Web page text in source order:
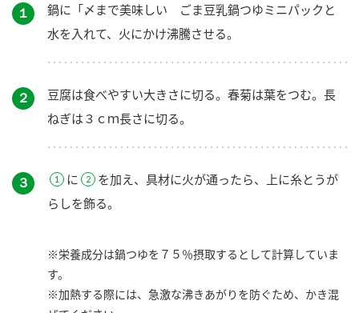
１
鍋に「〆まで美味しい ごま豆乳鍋つゆミニパックと
水を入れて、火にかけ沸騰させる。
２
豆腐は食べやすい大きさに切る。春菊は葉をつむ。長
ねぎは３ｃｍ長さに切る。
３ に
を加え、具材に火が通ったら、上に糸とうが
らしを飾る。
※栄養成分は鍋つゆを７５％摂取するとして計算していま
す。
※加熱する際には、急激な沸きあがりを防ぐため、かき混